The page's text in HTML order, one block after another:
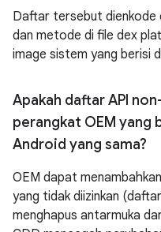
Daftar tersebut dienkode
dan metode di file dex
image sistem yang berisi
Apakah daftar API
perangkat OEM yang
Android yang sama?
OEM dapat
yang tidak diizinkan
menghapus antarmuka